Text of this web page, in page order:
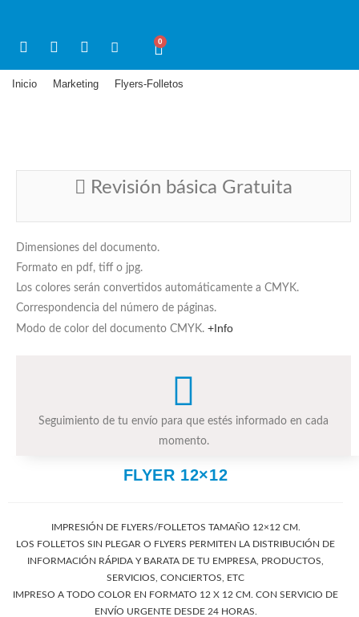
0
Inicio Marketing Flyers-Folletos
Revisión básica Gratuita
Dimensiones del documento.
Formato en pdf, tiff o jpg.
Los colores serán convertidos automáticamente a CMYK.
Correspondencia del número de páginas.
Modo de color del documento CMYK. +Info
Seguimiento de tu envío para que estés informado en cada
momento.
FLYER 12×12
IMPRESIÓN DE FLYERS/FOLLETOS TAMAÑO 12×12 CM.
LOS FOLLETOS SIN PLEGAR O FLYERS PERMITEN LA DISTRIBUCIÓN DE
INFORMACIÓN RÁPIDA Y BARATA DE TU EMPRESA, PRODUCTOS,
SERVICIOS, CONCIERTOS, ETC
IMPRESO A TODO COLOR EN FORMATO 12 X 12 CM. CON SERVICIO DE
ENVÍO URGENTE DESDE 24 HORAS.